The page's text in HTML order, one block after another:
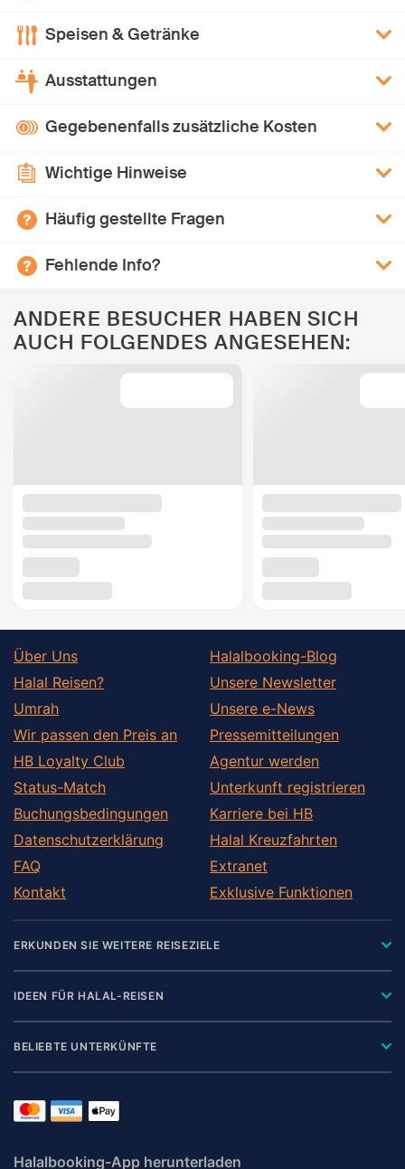
Speisen & Getränke
Ausstattungen
Gegebenenfalls zusätzliche Kosten
Wichtige Hinweise
Häufig gestellte Fragen
Fehlende Info?
ANDERE BESUCHER HABEN SICH
AUCH FOLGENDES ANGESEHEN:
Über Uns
Halal Reisen?
Umrah
Wir passen den Preis an
HB Loyalty Club
Status-Match
Buchungsbedingungen
Datenschutzerklärung
FAQ
Kontakt
Halalbooking-Blog
Unsere Newsletter
Unsere e-News
Pressemitteilungen
Agentur werden
Unterkunft registrieren
Karriere bei HB
Halal Kreuzfahrten
Extranet
Exklusive Funktionen
ERKUNDEN SIE WEITERE REISEZIELE
IDEEN FÜR HALAL-REISEN
BELIEBTE UNTERKÜNFTE
Halalbooking-App herunterladen